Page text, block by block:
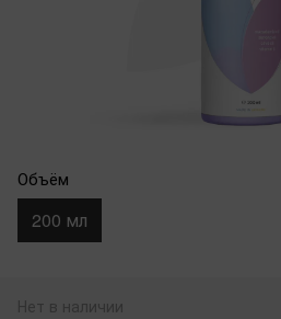
Объём
200 мл
Нет в наличии